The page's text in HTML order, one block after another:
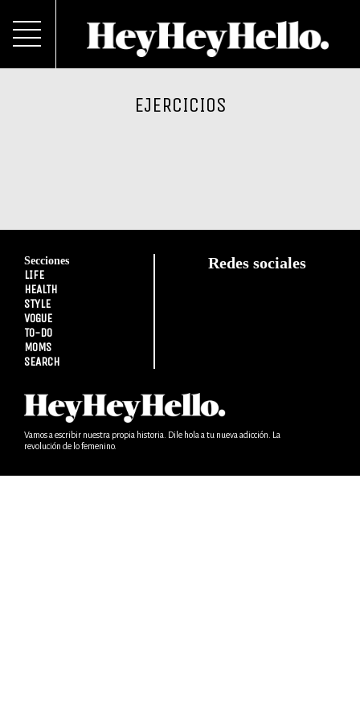
EJERCICIOS
Secciones
LIFE
HEALTH
STYLE
VOGUE
TO-DO
MOMS
SEARCH
Redes sociales
Vamos a escribir nuestra propia historia. Dile hola a tu nueva adicción. La
revolución de lo femenino.